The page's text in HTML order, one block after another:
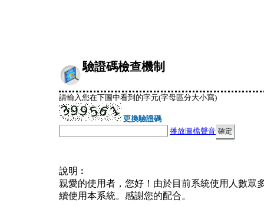
驗證碼檢查機制
請輸入您在下圖中看到的字元(字母區分大小寫)
更換驗證碼
播放圖檔聲音
說明︰
親愛的使用者，您好！由於目前系統使用人數眾
續使用本系統。感謝您的配合。